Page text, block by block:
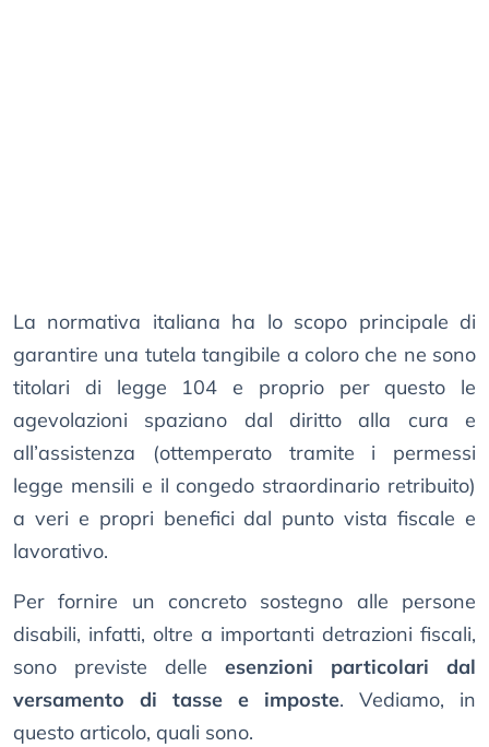
La normativa italiana ha lo scopo principale di
garantire una tutela tangibile a coloro che ne sono
titolari di legge 104 e proprio per questo le
agevolazioni spaziano dal diritto alla cura e
all’assistenza (ottemperato tramite i permessi
legge mensili e il congedo straordinario retribuito)
a veri e propri benefici dal punto vista fiscale e
lavorativo.
Per fornire un concreto sostegno alle persone
disabili, infatti, oltre a importanti detrazioni fiscali,
sono previste delle esenzioni particolari dal
versamento di tasse e imposte. Vediamo, in
questo articolo, quali sono.